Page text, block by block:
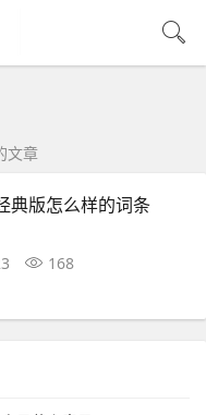
文章
典版怎么样的词条
168